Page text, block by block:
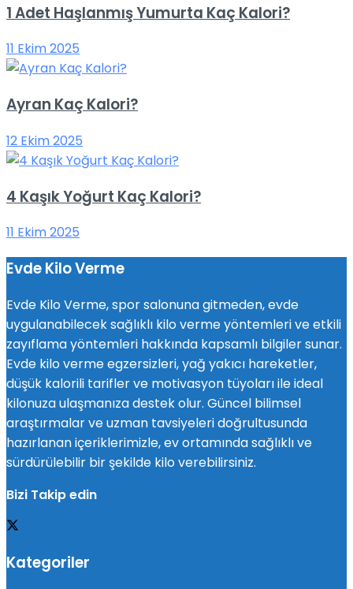
1 Adet Haşlanmış Yumurta Kaç Kalori?
11 Ekim 2025
Ayran Kaç Kalori?
12 Ekim 2025
4 Kaşık Yoğurt Kaç Kalori?
11 Ekim 2025
Evde Kilo Verme
Evde Kilo Verme, spor salonuna gitmeden, evde
uygulanabilecek sağlıklı kilo verme yöntemleri ve etkili
zayıflama yöntemleri hakkında kapsamlı bilgiler sunar.
Evde kilo verme egzersizleri, yağ yakıcı hareketler,
düşük kalorili tarifler ve motivasyon tüyoları ile ideal
kilonuza ulaşmanıza destek olur. Güncel bilimsel
araştırmalar ve uzman tavsiyeleri doğrultusunda
hazırlanan içeriklerimizle, ev ortamında sağlıklı ve
sürdürülebilir bir şekilde kilo verebilirsiniz.
Bizi Takip edin
Kategoriler